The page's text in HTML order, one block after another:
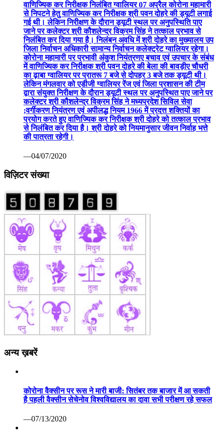
वाणिज्यिक कर निरीक्षक निलंबित ग्वालियर 07 अप्रैल कोरोना महामारी
से निपटने हेतु वाणिज्यिक कर निरीक्षक श्री पवन दोहरे की ड्यूटी लगाई
गई थी। लेकिन निरीक्षण के दौरान ड्यूटी स्थल पर अनुपस्थिति पाए
जाने पर कलेक्टर श्री कौशलेन्द्र विक्रम सिंह ने तत्काल प्रभाव से
निलंबित कर दिया गया है। निलंबन अवधि में श्री दोहरे का मुख्यालय उप
जिला निर्वाचन अधिकारी सामान्य निर्वाचन कलेक्ट्रेट ग्वालियर रहेगा।
कोरोना महामारी पर प्रभावी अंकुश नियंत्रणए बचाव एवं उपचार के संबंध
में वाणिज्यिक कर निरीक्षक श्री पवन दोहरे की बेला की बावड़ीए चौधरी
का ढ़ाबा ग्वालियर पर प्रातरू 7 बजे से दोपहर 3 बजे तक ड्यूटी थी।
लेकिन मंगलवार को एडीजी ग्वालियर रेंज एवं जिला प्रशासन की टीम
द्वारा संयुक्त निरीक्षण के दौरान ड्यूटी स्थल पर अनुपस्थित पाए जाने पर
कलेक्टर श्री कौशलेन्द्र विक्रम सिंह ने मध्यप्रदेश सिविल सेवा
;वर्गीकरण नियंत्रण एवं अपीलद्ध नियम 1966 में प्रदत्त शक्तियों का
प्रयोग करते हुए वाणिज्यिक कर निरीक्षक श्री दोहरे को तत्काल प्रभाव
से निलंबित कर दिया है। श्री दोहरे को नियमानुसार जीवन निर्वाह भत्ते
की पात्रता रहेगी।
—04/07/2020
विज़िटर संख्या
अन्य ख़बरें
कोरोना वैक्सीन पर रूस ने मारी बाजी: सितंबर तक बाजार में आ सकती
है पहली वैक्सीन सेचेनोव विश्वविद्यालय का दावा सभी परीक्षण रहे सफल
—07/13/2020